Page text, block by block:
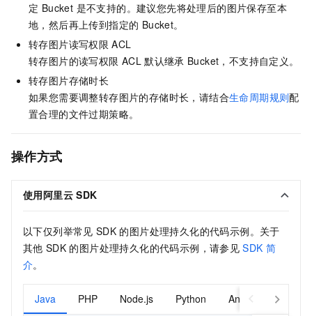
定 Bucket 是不支持的。建议您先将处理后的图片保存至本
地，然后再上传到指定的 Bucket。
转存图片读写权限 ACL
转存图片的读写权限 ACL 默认继承 Bucket，不支持自定义。
转存图片存储时长
如果您需要调整转存图片的存储时长，请结合生命周期规则配
置合理的文件过期策略。
操作方式
使用阿里云 SDK
以下仅列举常见 SDK 的图片处理持久化的代码示例。关于
其他 SDK 的图片处理持久化的代码示例，请参见 SDK 简
介。
Java PHP Node.js Python Android-Java